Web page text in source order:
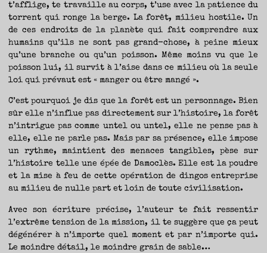
t’afflige, te travaille au corps, t’use avec la patience du
torrent qui ronge la berge. La forêt, milieu hostile. Un
de ces endroits de la planète qui fait comprendre aux
humains qu’ils ne sont pas grand-chose, à peine mieux
qu’une branche ou qu’un poisson. Même moins vu que le
poisson lui, il survit à l’aise dans ce milieu où la seule
loi qui prévaut est « manger ou être mangé ».
C’est pourquoi je dis que la forêt est un personnage. Bien
sûr elle n’influe pas directement sur l’histoire, la forêt
n’intrigue pas comme untel ou untel, elle ne pense pas à
elle, elle ne parle pas. Mais par sa présence, elle impose
un rythme, maintient des menaces tangibles, pèse sur
l’histoire telle une épée de Damoclès. Elle est la poudre
et la mise à feu de cette opération de dingos entreprise
au milieu de nulle part et loin de toute civilisation.
Avec son écriture précise, l’auteur te fait ressentir
l’extrême tension de la mission, il te suggère que ça peut
dégénérer à n’importe quel moment et par n’importe qui.
Le moindre détail, le moindre grain de sable…